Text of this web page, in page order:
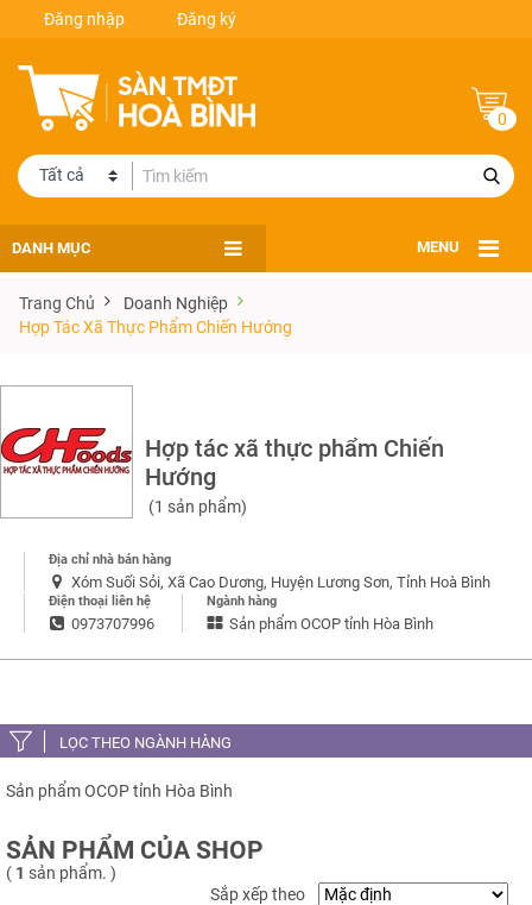
Đăng nhập Đăng ký
0
DANH MỤC MENU
Trang Chủ
Doanh Nghiệp
Hợp Tác Xã Thực Phẩm Chiến Hướng
Hợp tác xã thực phẩm Chiến
Hướng
(1 sản phẩm)
Địa chỉ nhà bán hàng
Xóm Suối Sỏi, Xã Cao Dương, Huyện Lương Sơn, Tỉnh Hoà Bình
Điện thoại liên hệ
0973707996
Ngành hàng
Sản phẩm OCOP tỉnh Hòa Bình
LỌC THEO NGÀNH HÀNG
Sản phẩm OCOP tỉnh Hòa Bình
SẢN PHẨM CỦA SHOP
( 1 sản phẩm. )
Sắp xếp theo